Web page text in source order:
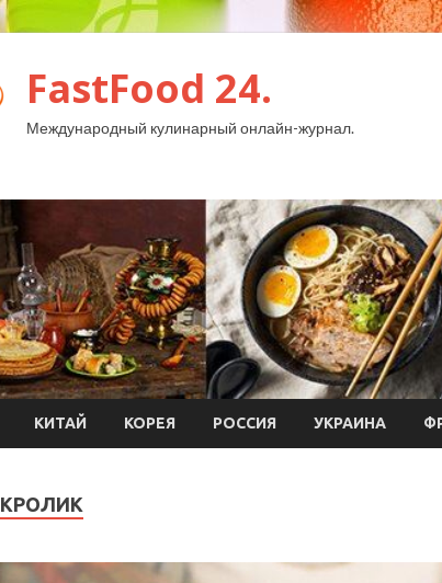
FastFood 24.
Международный кулинарный онлайн-журнал.
КИТАЙ КОРЕЯ РОССИЯ УКРАИНА
КРОЛИК